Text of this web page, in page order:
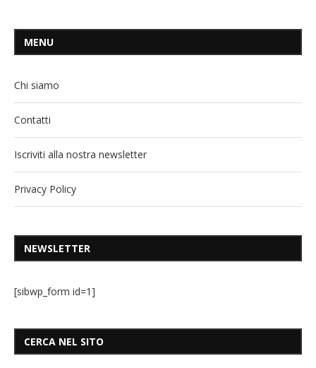
MENU
Chi siamo
Contatti
Iscriviti alla nostra newsletter
Privacy Policy
NEWSLETTER
[sibwp_form id=1]
CERCA NEL SITO